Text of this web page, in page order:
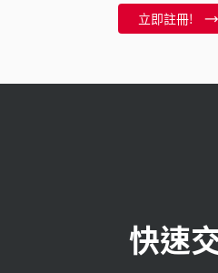
立即註冊!
快速